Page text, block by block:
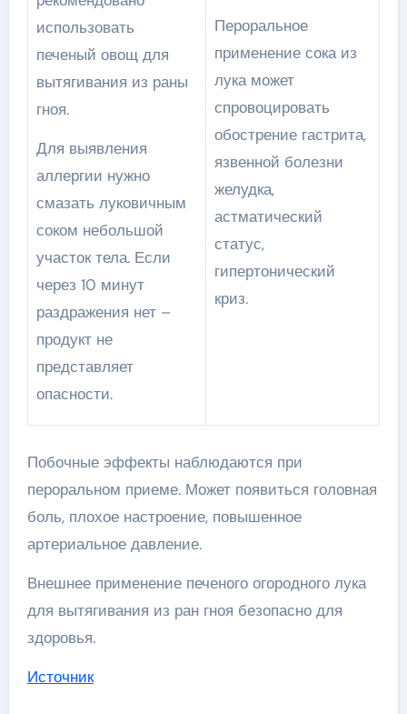
использовать
печеный овощ для
вытягивания из раны
гноя.
Для выявления
аллергии нужно
смазать луковичным
соком небольшой
участок тела. Если
через 10 минут
раздражения нет –
продукт не
представляет
опасности.
Пероральное
применение сока из
лука может
спровоцировать
обострение гастрита,
язвенной болезни
желудка,
астматический
статус,
гипертонический
криз.
Побочные эффекты наблюдаются при
пероральном приеме. Может появиться головная
боль, плохое настроение, повышенное
артериальное давление.
Внешнее применение печеного огородного лука
для вытягивания из ран гноя безопасно для
здоровья.
Источник